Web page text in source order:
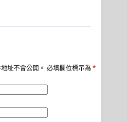
址不會公開。 必填欄位標示為 *